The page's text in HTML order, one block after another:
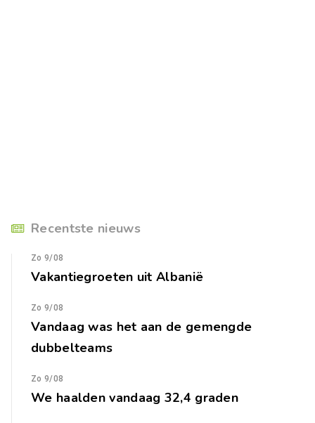
Recentste nieuws
Zo 9/08
Vakantiegroeten uit Albanië
Zo 9/08
Vandaag was het aan de gemengde
dubbelteams
Zo 9/08
We haalden vandaag 32,4 graden